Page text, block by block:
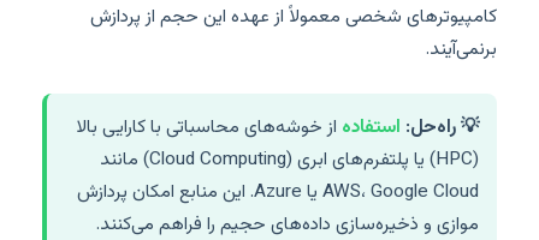
کامپیوترهای شخصی معمولاً از عهده این حجم از پردازش
برنمی‌آیند.
💡 راه‌حل: استفاده از خوشه‌های محاسباتی با کارایی بالا
(HPC) یا پلتفرم‌های ابری (Cloud Computing) مانند
AWS، Google Cloud یا Azure. این منابع امکان پردازش
موازی و ذخیره‌سازی داده‌های حجیم را فراهم می‌کنند.